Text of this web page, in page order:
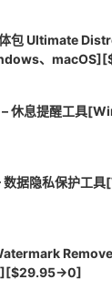
包 Ultimate
、
休息提醒工具
据隐私保护工